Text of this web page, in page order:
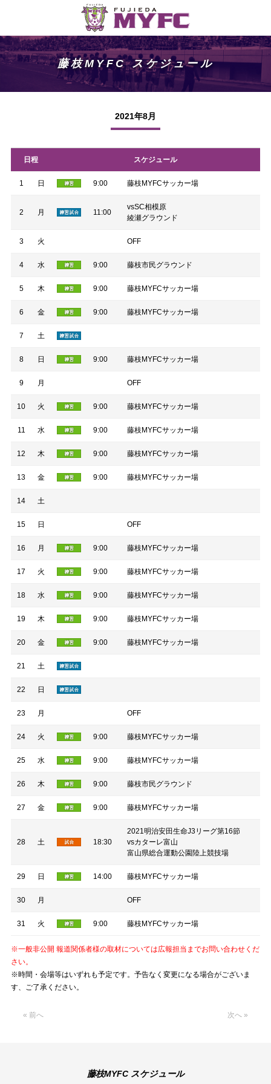
藤枝MYFC スケジュール
2021年8月
日程 スケジュール
1 日 9:00 藤枝MYFCサッカー場
2 月 11:00
vsSC相模原
綾瀬グラウンド
3 火 OFF
4 水 9:00 藤枝市民グラウンド
5 木 9:00 藤枝MYFCサッカー場
6 金 9:00 藤枝MYFCサッカー場
7 土
8 日 9:00 藤枝MYFCサッカー場
9 月 OFF
10 火 9:00 藤枝MYFCサッカー場
11 水 9:00 藤枝MYFCサッカー場
12 木 9:00 藤枝MYFCサッカー場
13 金 9:00 藤枝MYFCサッカー場
14 土
15 日 OFF
16 月 9:00 藤枝MYFCサッカー場
17 火 9:00 藤枝MYFCサッカー場
18 水 9:00 藤枝MYFCサッカー場
19 木 9:00 藤枝MYFCサッカー場
20 金 9:00 藤枝MYFCサッカー場
21 土
22 日
23 月 OFF
24 火 9:00 藤枝MYFCサッカー場
25 水 9:00 藤枝MYFCサッカー場
26 木 9:00 藤枝市民グラウンド
27 金 9:00 藤枝MYFCサッカー場
28 土 18:30
2021明治安田生命J3リーグ第16節
vsカターレ富山
富山県総合運動公園陸上競技場
29 日 14:00 藤枝MYFCサッカー場
30 月 OFF
31 火 9:00 藤枝MYFCサッカー場
※一般非公開 報道関係者様の取材については広報担当までお問い合わせくだ
さい。
※時間・会場等はいずれも予定です。予告なく変更になる場合がございま
す、ご了承ください。
« 前へ 次へ »
藤枝MYFC スケジュール